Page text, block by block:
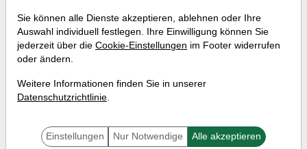
News-Trading mit dem dpa-AFX
ProFeed
Referent:
Marvin Herzberger
verantwortliche Trader für die Trading-Sektion
Sie können alle Dienste akzeptieren, ablehnen oder Ihre
Auswahl individuell festlegen. Ihre Einwilligung können Sie
jederzeit über die Cookie-Einstellungen im Footer widerrufen
oder ändern.
Weitere Informationen finden Sie in unserer
Datenschutzrichtlinie.
Einstellungen Nur Notwendige Alle akzeptieren